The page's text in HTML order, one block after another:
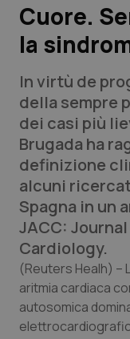
Lavoro e
Scienza e
Studi e Analisi
Lettere al
Edizioni
QS Pro
Professionisti
Abruzzo
QS Pro Gold
Cuore.
la
In virtù de
della sempre
dei casi più
Brugada ha
definizione
alcuni
Spagna in un
JACC:
Cardiology.
(Reuters Healh) –
aritmia cardiaca
autosomica